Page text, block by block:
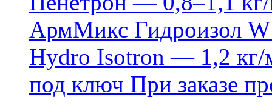
АрмМикс Гидроизол
Hydro Isotron — 1,2 кг/
под ключ При заказе